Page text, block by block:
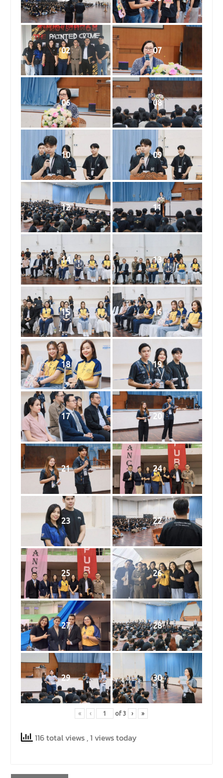
02 07
06 08
10 09
12 11
14 13
15 16
18 19
17 20
21 24
23 22
25 26
27 28
29 30
« ‹ of3 › »
116 total views , 1 views today